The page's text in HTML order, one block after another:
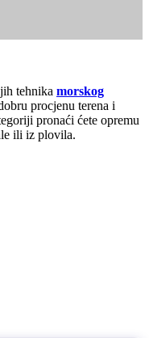
tehnika morskog
procjenu terena i
pronaći ćete opremu
ili iz plovila.